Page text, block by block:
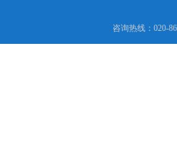
咨询热线：020-